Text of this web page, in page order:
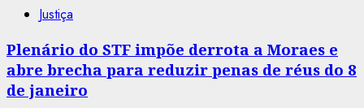
Justiça
Plenário do STF impõe derrota a Moraes e
abre brecha para reduzir penas de réus do 8
de janeiro